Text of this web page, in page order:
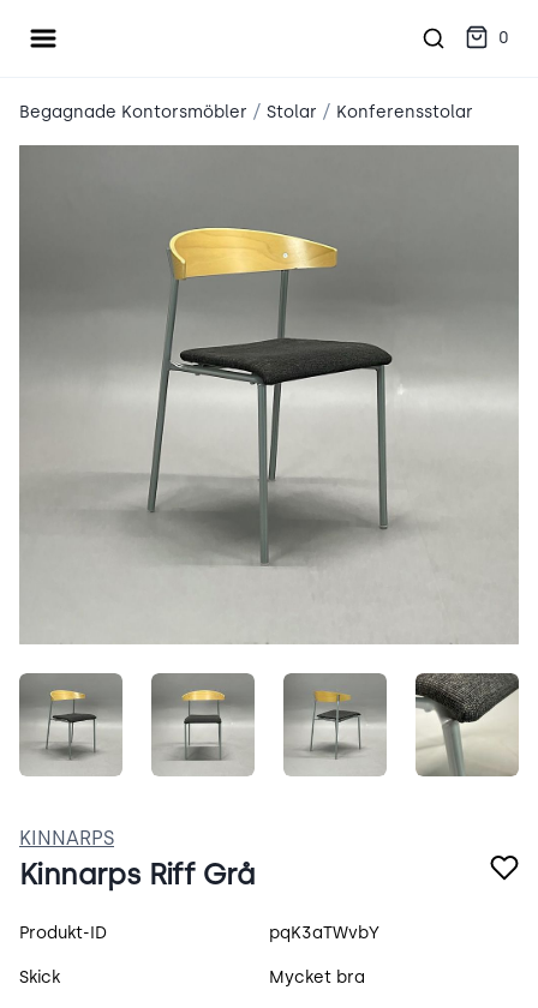
Öppna meny 0
Begagnade Kontorsmöbler / Stolar / Konferensstolar
DXepg7gmJO9C.jpegieehWZYl-nDn.jpegjiDOgoruruXA.jpeg
KINNARPS
Kinnarps Riff Grå
Produktspecifikation
Produkt-ID pqK3aTWvbY
Skick Mycket bra